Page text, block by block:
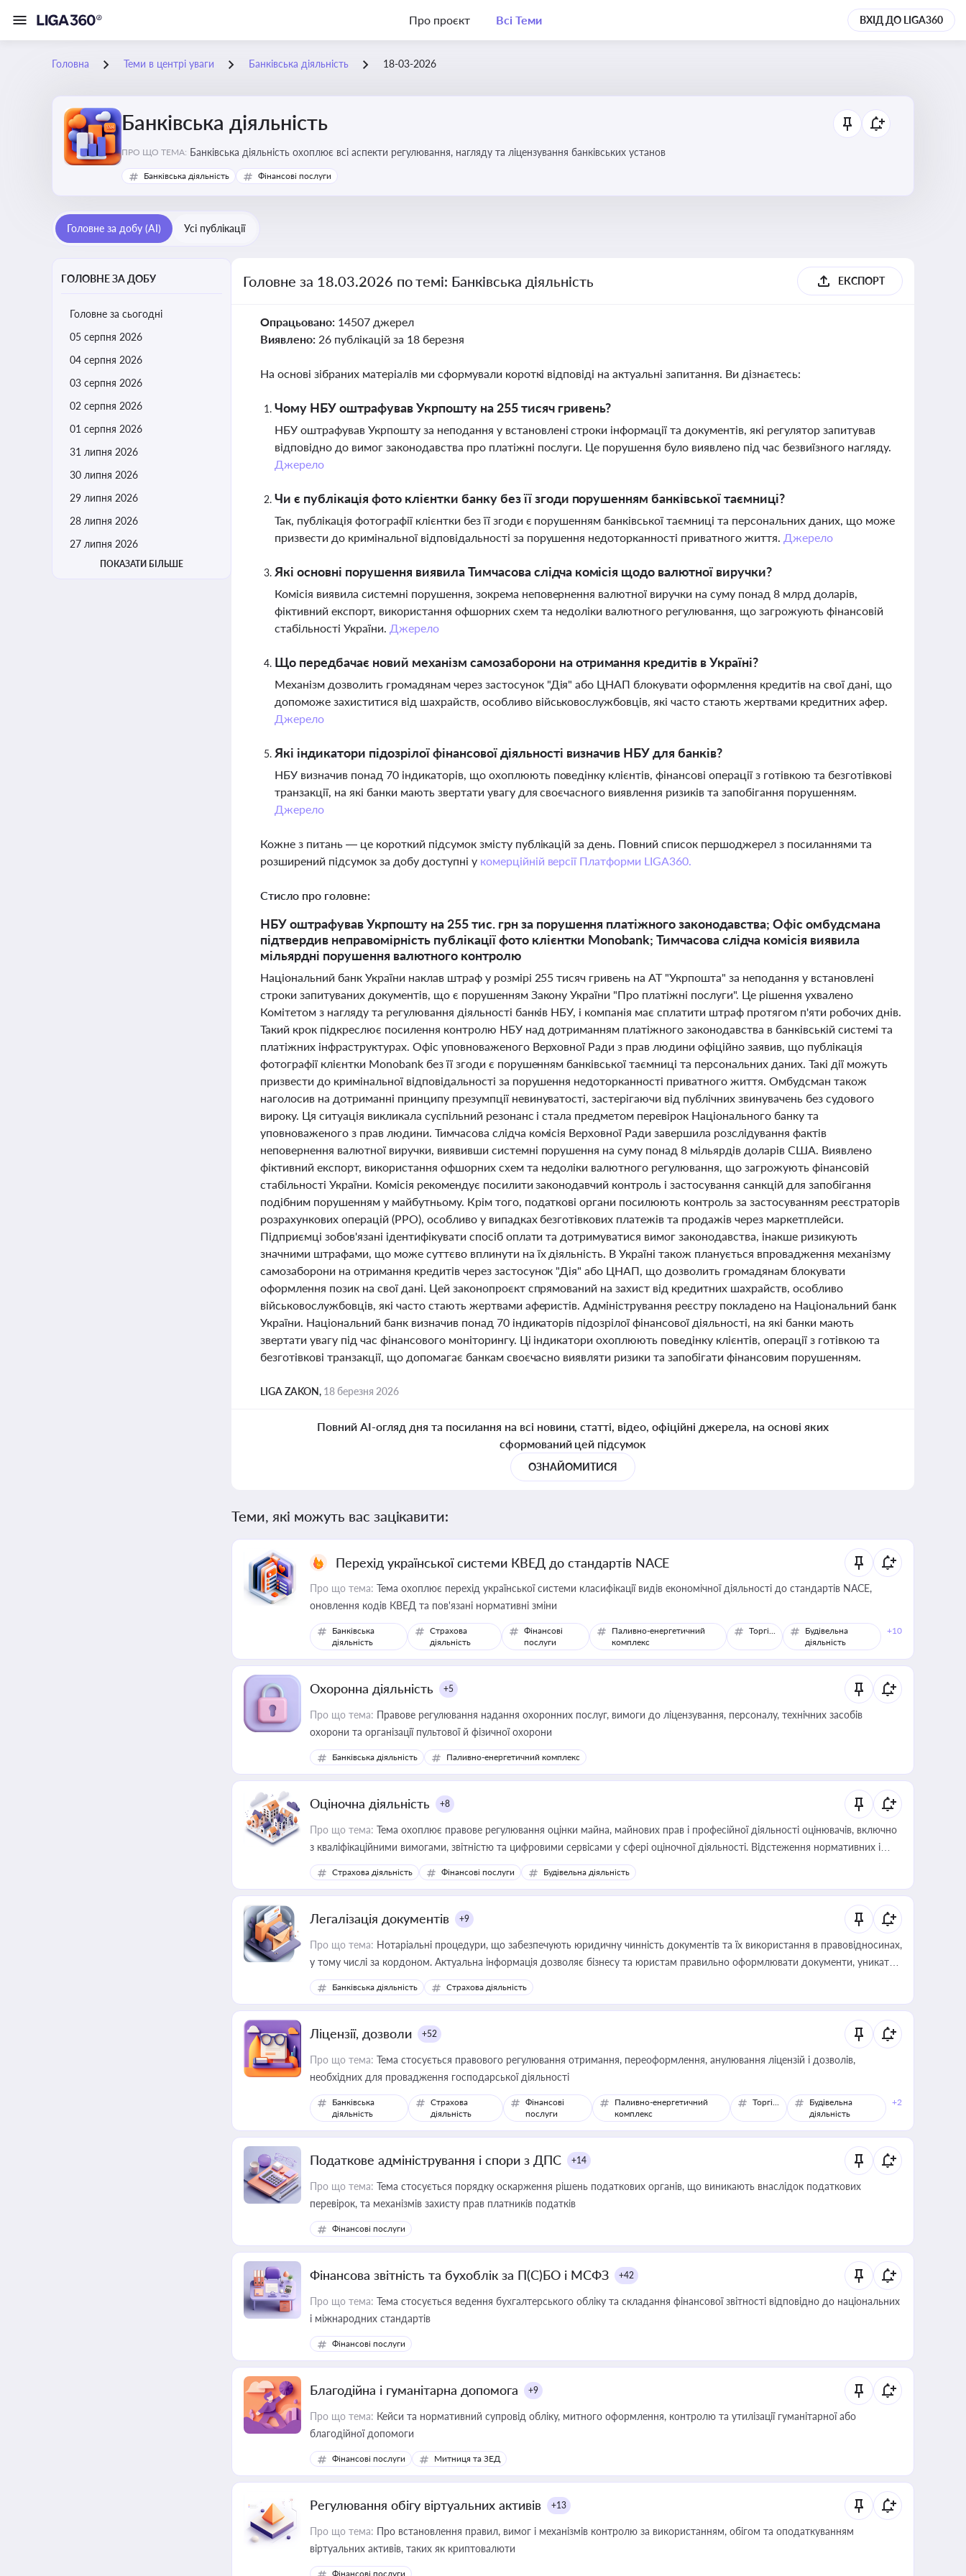
Про проєкт Всі Теми ВХІД ДО LIGA360
Головна Теми в центрі уваги Банківська діяльність 18-03-2026
Банківська діяльність
ПРО ЩО ТЕМА: Банківська діяльність охоплює всі аспекти регулювання, нагляду та ліцензування банківських установ
Банківська діяльність Фінансові послуги
Головне за добу (AI) Усі публікації
ГОЛОВНЕ ЗА ДОБУ
Головне за сьогодні
05 серпня 2026
04 серпня 2026
03 серпня 2026
02 серпня 2026
01 серпня 2026
31 липня 2026
30 липня 2026
29 липня 2026
28 липня 2026
27 липня 2026
ПОКАЗАТИ БІЛЬШЕ
Головне за 18.03.2026 по темі: Банківська діяльність ЕКСПОРТ
Опрацьовано: 14507 джерел
Виявлено: 26 публікацій за 18 березня
На основі зібраних матеріалів ми сформували короткі відповіді на актуальні запитання. Ви дізнаєтесь:
Чому НБУ оштрафував Укрпошту на 255 тисяч гривень?
НБУ оштрафував Укрпошту за неподання у встановлені строки інформації та документів, які регулятор запитував
відповідно до вимог законодавства про платіжні послуги. Це порушення було виявлено під час безвиїзного нагляду.
Джерело
Чи є публікація фото клієнтки банку без її згоди порушенням банківської таємниці?
Так, публікація фотографії клієнтки без її згоди є порушенням банківської таємниці та персональних даних, що може
призвести до кримінальної відповідальності за порушення недоторканності приватного життя. Джерело
Які основні порушення виявила Тимчасова слідча комісія щодо валютної виручки?
Комісія виявила системні порушення, зокрема неповернення валютної виручки на суму понад 8 млрд доларів,
фіктивний експорт, використання офшорних схем та недоліки валютного регулювання, що загрожують фінансовій
стабільності України. Джерело
Що передбачає новий механізм самозаборони на отримання кредитів в Україні?
Механізм дозволить громадянам через застосунок "Дія" або ЦНАП блокувати оформлення кредитів на свої дані, що
допоможе захиститися від шахрайств, особливо військовослужбовців, які часто стають жертвами кредитних афер.
Джерело
Які індикатори підозрілої фінансової діяльності визначив НБУ для банків?
НБУ визначив понад 70 індикаторів, що охоплюють поведінку клієнтів, фінансові операції з готівкою та безготівкові
транзакції, на які банки мають звертати увагу для своєчасного виявлення ризиків та запобігання порушенням.
Джерело
Кожне з питань — це короткий підсумок змісту публікацій за день. Повний список першоджерел з посиланнями та
розширений підсумок за добу доступні у комерційній версії Платформи LIGA360.
Стисло про головне:
НБУ оштрафував Укрпошту на 255 тис. грн за порушення платіжного законодавства; Офіс омбудсмана
підтвердив неправомірність публікації фото клієнтки Monobank; Тимчасова слідча комісія виявила
мільярдні порушення валютного контролю
Національний банк України наклав штраф у розмірі 255 тисяч гривень на АТ "Укрпошта" за неподання у встановлені
строки запитуваних документів, що є порушенням Закону України "Про платіжні послуги". Це рішення ухвалено
Комітетом з нагляду та регулювання діяльності банків НБУ, і компанія має сплатити штраф протягом п'яти робочих днів.
Такий крок підкреслює посилення контролю НБУ над дотриманням платіжного законодавства в банківській системі та
платіжних інфраструктурах. Офіс уповноваженого Верховної Ради з прав людини офіційно заявив, що публікація
фотографії клієнтки Monobank без її згоди є порушенням банківської таємниці та персональних даних. Такі дії можуть
призвести до кримінальної відповідальності за порушення недоторканності приватного життя. Омбудсман також
наголосив на дотриманні принципу презумпції невинуватості, застерігаючи від публічних звинувачень без судового
вироку. Ця ситуація викликала суспільний резонанс і стала предметом перевірок Національного банку та
уповноваженого з прав людини. Тимчасова слідча комісія Верховної Ради завершила розслідування фактів
неповернення валютної виручки, виявивши системні порушення на суму понад 8 мільярдів доларів США. Виявлено
фіктивний експорт, використання офшорних схем та недоліки валютного регулювання, що загрожують фінансовій
стабільності України. Комісія рекомендує посилити законодавчий контроль і застосування санкцій для запобігання
подібним порушенням у майбутньому. Крім того, податкові органи посилюють контроль за застосуванням реєстраторів
розрахункових операцій (РРО), особливо у випадках безготівкових платежів та продажів через маркетплейси.
Підприємці зобов'язані ідентифікувати спосіб оплати та дотримуватися вимог законодавства, інакше ризикують
значними штрафами, що може суттєво вплинути на їх діяльність. В Україні також планується впровадження механізму
самозаборони на отримання кредитів через застосунок "Дія" або ЦНАП, що дозволить громадянам блокувати
оформлення позик на свої дані. Цей законопроєкт спрямований на захист від кредитних шахрайств, особливо
військовослужбовців, які часто стають жертвами аферистів. Адміністрування реєстру покладено на Національний банк
України. Національний банк визначив понад 70 індикаторів підозрілої фінансової діяльності, на які банки мають
звертати увагу під час фінансового моніторингу. Ці індикатори охоплюють поведінку клієнтів, операції з готівкою та
безготівкові транзакції, що допомагає банкам своєчасно виявляти ризики та запобігати фінансовим порушенням.
LIGA ZAKON, 18 березня 2026
Повний AI-огляд дня та посилання на всі новини, статті, відео, офіційні джерела, на основі яких
сформований цей підсумок
ОЗНАЙОМИТИСЯ
Теми, які можуть вас зацікавити:
Перехід української системи КВЕД до стандартів NACE
Про що тема: Тема охоплює перехід української системи класифікації видів економічної діяльності до стандартів NACE,
оновлення кодів КВЕД та пов'язані нормативні зміни
Банківська
діяльність
Страхова
діяльність
Фінансові
послуги
Паливно-енергетичний
комплекс
Торгівля
Будівельна
діяльність
+10
Охоронна діяльність +5
Про що тема: Правове регулювання надання охоронних послуг, вимоги до ліцензування, персоналу, технічних засобів
охорони та організації пультової й фізичної охорони
Банківська діяльність Паливно-енергетичний комплекс
Оціночна діяльність +8
Про що тема: Тема охоплює правове регулювання оцінки майна, майнових прав і професійної діяльності оцінювачів, включно
з кваліфікаційними вимогами, звітністю та цифровими сервісами у сфері оціночної діяльності. Відстеження нормативних і
медійних змін у цій сфері корисне для власника бізнесу, керівника, юриста або бухгалтера під час оподаткування,
приватизації, оренди державного майна, корпоративних угод і перевірки статусу суб'єктів оціночної діяльності
Страхова діяльність Фінансові послуги Будівельна діяльність
Легалізація документів +9
Про що тема: Нотаріальні процедури, що забезпечують юридичну чинність документів та їх використання в правовідносинах,
у тому числі за кордоном. Актуальна інформація дозволяє бізнесу та юристам правильно оформлювати документи, уникати
ризиків недійсності та забезпечувати їх належне прийняття органами влади та контрагентами
Банківська діяльність Страхова діяльність
Ліцензії, дозволи +52
Про що тема: Тема стосується правового регулювання отримання, переоформлення, анулювання ліцензій і дозволів,
необхідних для провадження господарської діяльності
Банківська
діяльність
Страхова
діяльність
Фінансові
послуги
Паливно-енергетичний
комплекс
Торгівля
Будівельна
діяльність
+2
Податкове адміністрування і спори з ДПС +14
Про що тема: Тема стосується порядку оскарження рішень податкових органів, що виникають внаслідок податкових
перевірок, та механізмів захисту прав платників податків
Фінансові послуги
Фінансова звітність та бухоблік за П(С)БО і МСФЗ +42
Про що тема: Тема стосується ведення бухгалтерського обліку та складання фінансової звітності відповідно до національних
і міжнародних стандартів
Фінансові послуги
Благодійна і гуманітарна допомога +9
Про що тема: Кейси та нормативний супровід обліку, митного оформлення, контролю та утилізації гуманітарної або
благодійної допомоги
Фінансові послуги Митниця та ЗЕД
Регулювання обігу віртуальних активів +13
Про що тема: Про встановлення правил, вимог і механізмів контролю за використанням, обігом та оподаткуванням
віртуальних активів, таких як криптовалюти
Фінансові послуги